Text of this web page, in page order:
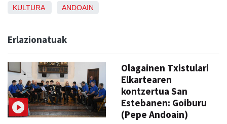
KULTURA ANDOAIN
Erlazionatuak
Olagainen Txistulari
Elkartearen
kontzertua San
Estebanen: Goiburu
(Pepe Andoain)